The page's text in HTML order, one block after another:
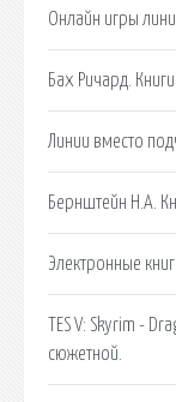
Онлайн игры
Бах Ричард.
Линии вместо
Бернштейн Н.А.
Электронные
TES V: Skyrim -
сюжетной.